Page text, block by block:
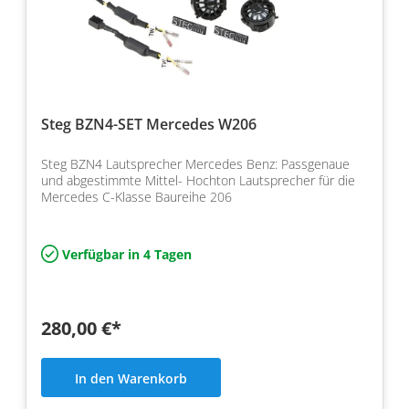
Steg BZN4-SET Mercedes W206
Steg BZN4 Lautsprecher Mercedes Benz: Passgenaue
und abgestimmte Mittel- Hochton Lautsprecher für die
Mercedes C-Klasse Baureihe 206
Verfügbar in 4 Tagen
280,00 €*
In den Warenkorb